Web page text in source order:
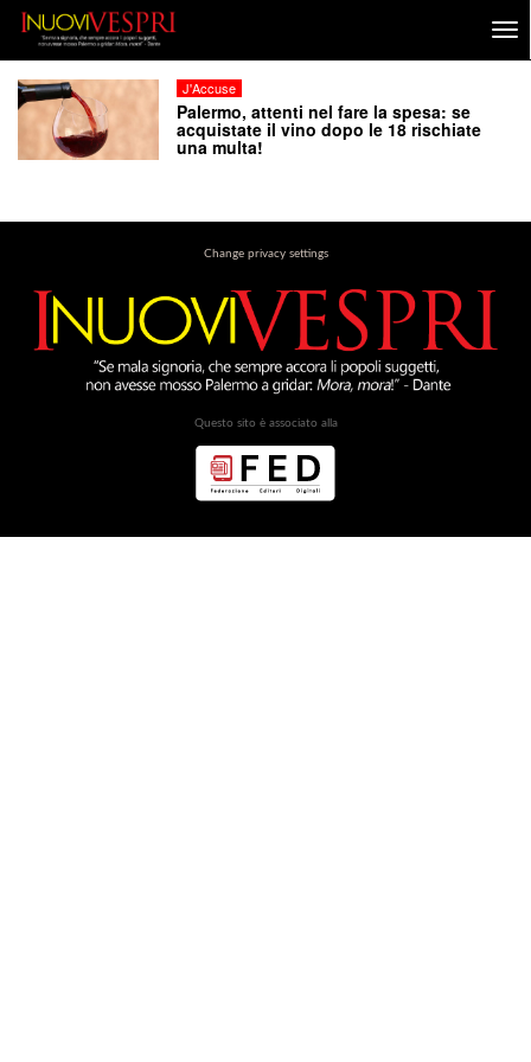
J'Accuse
Palermo, attenti nel fare la spesa: se
acquistate il vino dopo le 18 rischiate
una multa!
Change privacy settings
Questo sito è associato alla